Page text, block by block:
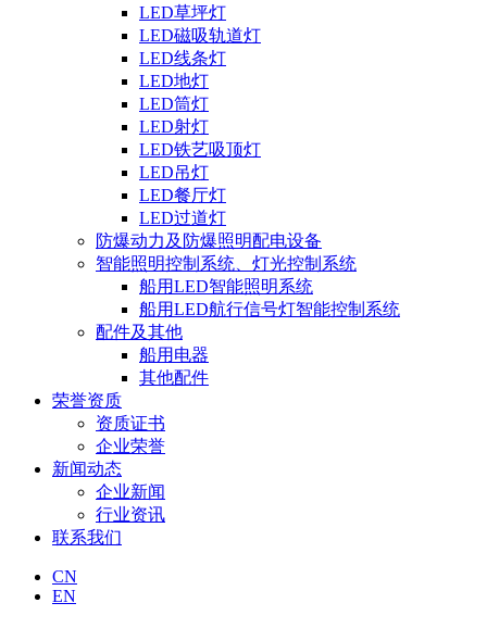
LED草坪灯
LED磁吸轨道灯
LED线条灯
LED地灯
LED筒灯
LED射灯
LED铁艺吸顶灯
LED吊灯
LED餐厅灯
LED过道灯
防爆动力及防爆照明配电设备
智能照明控制系统、灯光控制系统
船用LED智能照明系统
船用LED航行信号灯智能控制系统
配件及其他
船用电器
其他配件
荣誉资质
资质证书
企业荣誉
新闻动态
企业新闻
行业资讯
联系我们
CN
EN